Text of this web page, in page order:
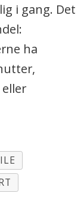
i gang. Det
ha